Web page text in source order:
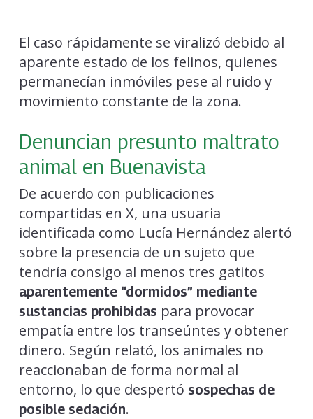
El caso rápidamente se viralizó debido al
aparente estado de los felinos, quienes
permanecían inmóviles pese al ruido y
movimiento constante de la zona.
Denuncian presunto maltrato
animal en Buenavista
De acuerdo con publicaciones
compartidas en X, una usuaria
identificada como Lucía Hernández alertó
sobre la presencia de un sujeto que
tendría consigo al menos tres gatitos
aparentemente “dormidos” mediante
sustancias prohibidas para provocar
empatía entre los transeúntes y obtener
dinero. Según relató, los animales no
reaccionaban de forma normal al
entorno, lo que despertó sospechas de
posible sedación.